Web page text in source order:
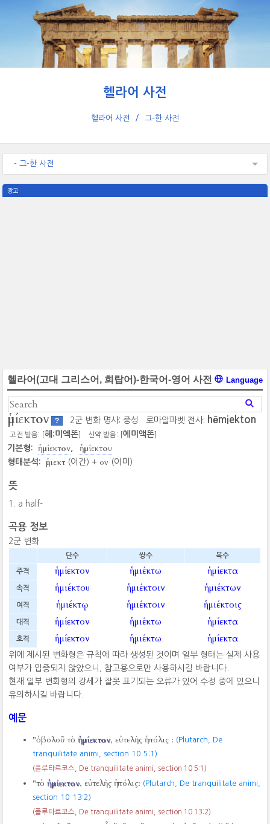
헬라어 사전
헬라어 사전 그-한 사전
- 그-한 사전
광고
헬라어(고대 그리스어, 희랍어)-한국어-영어 사전 Language
ἡμίεκτον ? 2군 변화 명사; 중성 로마알파벳 전사: hēmiekton
고전 발음: [헤:미엑똔 신약 발음: [에미액똔
기본형: ἡμίεκτον ἡμίεκτου
형태분석: ἡμιεκτ (어간) + ον (어미)
뜻
a half-
곡용 정보
2군 변화
단수 쌍수 복수
주격 ἡμίεκτον ἡμιέκτω ἡμίεκτα
속격 ἡμιέκτου ἡμιέκτοιν ἡμιέκτων
여격 ἡμιέκτῳ ἡμιέκτοιν ἡμιέκτοις
대격 ἡμίεκτον ἡμιέκτω ἡμίεκτα
호격 ἡμίεκτον ἡμιέκτω ἡμίεκτα
위에 제시된 변화형은 규칙에 따라 생성된 것이며 일부 형태는 실제 사용
여부가 입증되지 않았으니, 참고용으로만 사용하시길 바랍니다.
현재 일부 변화형의 강세가 잘못 표기되는 오류가 있어 수정 중에 있으니
유의하시길 바랍니다.
예문
"ὀβολοῦ τὸἡμίεκτον, εὐτελὴς ἡ πόλις : (Plutarch, De
tranquilitate animi, section 10 5:1)
(플루타르코스, De tranquilitate animi, section 10 5:1)
"τὸἡμίεκτον, εὐτελὴς ἡ πόλις: (Plutarch, De tranquilitate animi,
section 10 13:2)
(플루타르코스, De tranquilitate animi, section 10 13:2)